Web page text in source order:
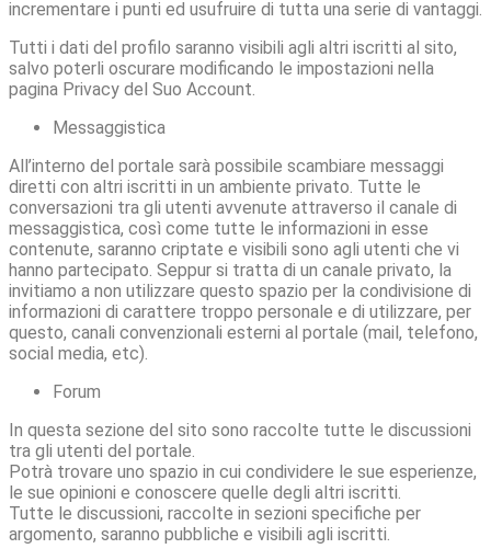
incrementare i punti ed usufruire di tutta una serie di vantaggi.
Tutti i dati del profilo saranno visibili agli altri iscritti al sito,
salvo poterli oscurare modificando le impostazioni nella
pagina Privacy del Suo Account.
Messaggistica
All’interno del portale sarà possibile scambiare messaggi
diretti con altri iscritti in un ambiente privato. Tutte le
conversazioni tra gli utenti avvenute attraverso il canale di
messaggistica, così come tutte le informazioni in esse
contenute, saranno criptate e visibili sono agli utenti che vi
hanno partecipato. Seppur si tratta di un canale privato, la
invitiamo a non utilizzare questo spazio per la condivisione di
informazioni di carattere troppo personale e di utilizzare, per
questo, canali convenzionali esterni al portale (mail, telefono,
social media, etc).
Forum
In questa sezione del sito sono raccolte tutte le discussioni
tra gli utenti del portale.
Potrà trovare uno spazio in cui condividere le sue esperienze,
le sue opinioni e conoscere quelle degli altri iscritti.
Tutte le discussioni, raccolte in sezioni specifiche per
argomento, saranno pubbliche e visibili agli iscritti.